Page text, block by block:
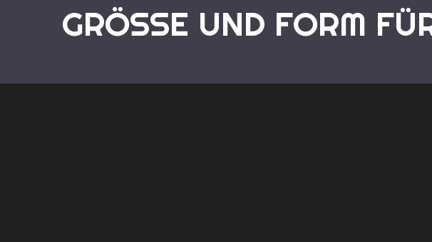
GRÖSSE UND FORM